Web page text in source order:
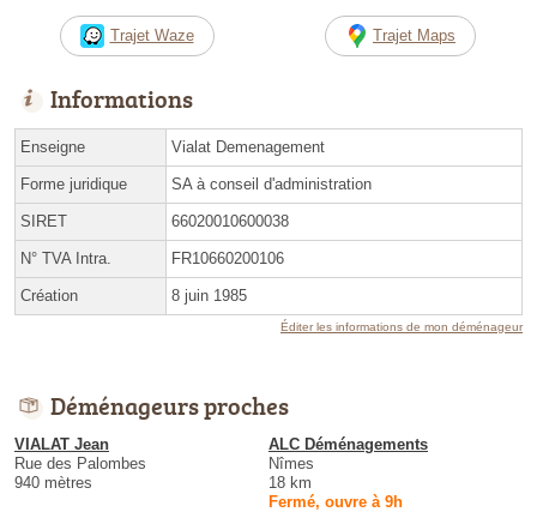
Trajet Waze Trajet Maps
Informations
Enseigne Vialat Demenagement
Forme juridique SA à conseil d'administration
SIRET 66020010600038
N° TVA Intra. FR10660200106
Création 8 juin 1985
Éditer les informations de mon déménageur
Déménageurs proches
VIALAT Jean
Rue des Palombes
940 mètres
ALC Déménagements
Nîmes
18 km
Fermé, ouvre à 9h